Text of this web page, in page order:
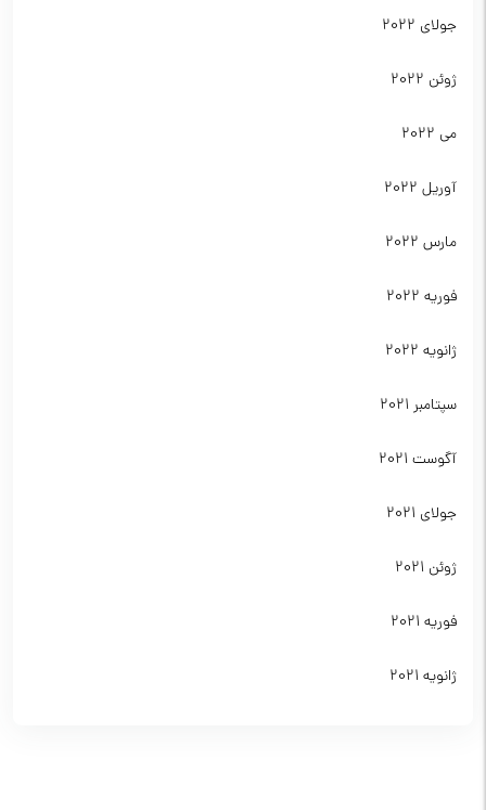
جولای 2022
ژوئن 2022
می 2022
آوریل 2022
مارس 2022
فوریه 2022
ژانویه 2022
سپتامبر 2021
آگوست 2021
جولای 2021
ژوئن 2021
فوریه 2021
ژانویه 2021